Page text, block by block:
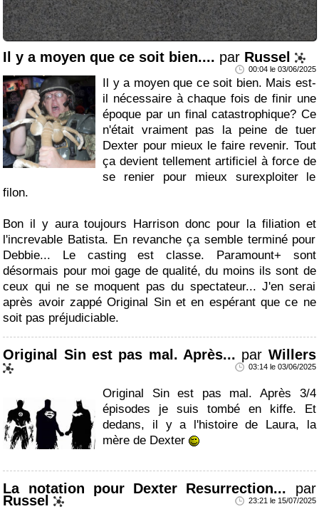
Il y a moyen que ce soit bien.... par Russel
00:04 le 03/06/2025
Il y a moyen que ce soit bien. Mais est-
il nécessaire à chaque fois de finir une
époque par un final catastrophique? Ce
n'était vraiment pas la peine de tuer
Dexter pour mieux le faire revenir. Tout
ça devient tellement artificiel à force de
se renier pour mieux surexploiter le
filon.
Bon il y aura toujours Harrison donc pour la filiation et
l'increvable Batista. En revanche ça semble terminé pour
Debbie... Le casting est classe. Paramount+ sont
désormais pour moi gage de qualité, du moins ils sont de
ceux qui ne se moquent pas du spectateur... J'en serai
après avoir zappé Original Sin et en espérant que ce ne
soit pas préjudiciable.
Original Sin est pas mal. Après... par Willers
03:14 le 03/06/2025
Original Sin est pas mal. Après 3/4
épisodes je suis tombé en kiffe. Et
dedans, il y a l'histoire de Laura, la
mère de Dexter
La notation pour Dexter Resurrection... par
Russel 23:21 le 15/07/2025